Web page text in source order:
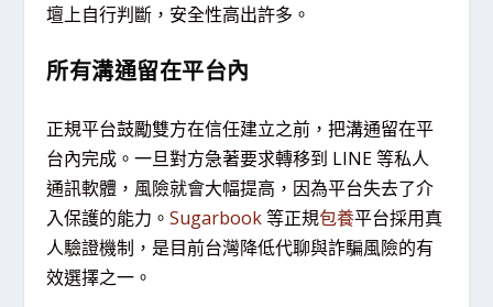
壇上自行判斷，安全性高出許多。
所有溝通留在平台內
正規平台鼓勵雙方在信任建立之前，把溝通留在平
台內完成。一旦對方急著要求轉移到 LINE 等私人
通訊軟體，風險就會大幅提高，因為平台失去了介
入保護的能力。Sugarbook等正規包養平台採用真
人驗證機制，是目前台灣降低代聊與詐騙風險的有
效選擇之一。